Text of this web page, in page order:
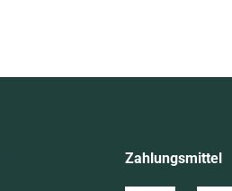
Zahlungsmittel